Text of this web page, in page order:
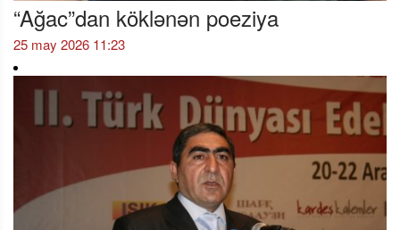
“Ağac”dan köklənən poeziya
25 may 2026 11:23